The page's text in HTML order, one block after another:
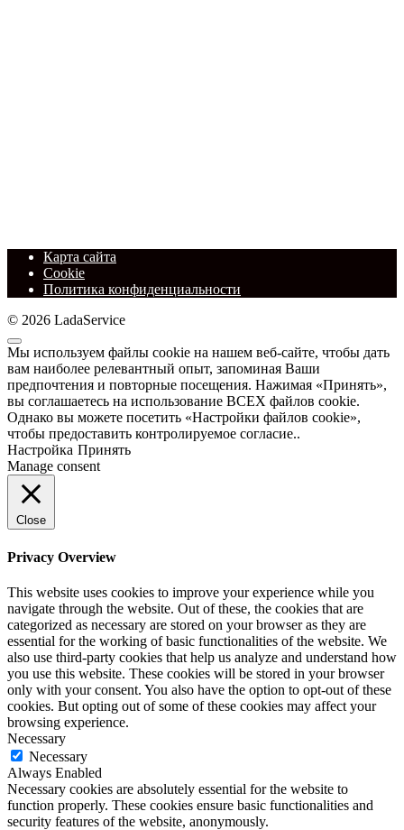
Карта сайта
Cookie
Политика конфиденциальности
© 2026 LadaService
Мы используем файлы cookie на нашем веб-сайте, чтобы дать
вам наиболее релевантный опыт, запоминая Ваши
предпочтения и повторные посещения. Нажимая «Принять»,
вы соглашаетесь на использование ВСЕХ файлов cookie.
Однако вы можете посетить «Настройки файлов cookie»,
чтобы предоставить контролируемое согласие..
Настройка Принять
Manage consent
Close
Privacy Overview
This website uses cookies to improve your experience while you
navigate through the website. Out of these, the cookies that are
categorized as necessary are stored on your browser as they are
essential for the working of basic functionalities of the website. We
also use third-party cookies that help us analyze and understand how
you use this website. These cookies will be stored in your browser
only with your consent. You also have the option to opt-out of these
cookies. But opting out of some of these cookies may affect your
browsing experience.
Necessary
Necessary
Always Enabled
Necessary cookies are absolutely essential for the website to
function properly. These cookies ensure basic functionalities and
security features of the website, anonymously.